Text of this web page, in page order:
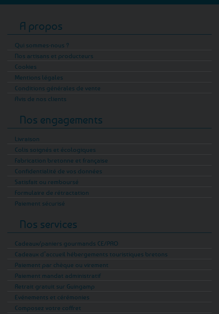
A propos
Qui sommes-nous ?
Nos artisans et producteurs
Cookies
Mentions légales
Conditions générales de vente
Avis de nos clients
Nos engagements
Livraison
Colis soignés et écologiques
Fabrication bretonne et française
Confidentialité de vos données
Satisfait ou remboursé
Formulaire de rétractation
Paiement sécurisé
Nos services
Cadeaux/paniers gourmands CE/PRO
Cadeaux d’accueil hébergements touristiques bretons
Paiement par chèque ou virement
Paiement mandat administratif
Retrait gratuit sur Guingamp
Evénements et cérémonies
Composez votre coffret